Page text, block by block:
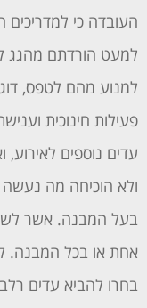
העובדה כי למדריכים
למעט הורדתם מהגג
למנוע מהם לטפס,
פעילות חינוכית
עדים נוספים
ולא הוכיחה מה
בעל המבנה. אשר
אחת או בכל המבנה.
בחרו להביא עדים